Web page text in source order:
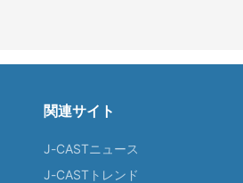
関連サイト
J-CASTニュース
J-CASTトレンド